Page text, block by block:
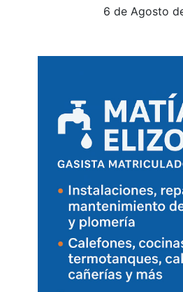
6 de Agosto